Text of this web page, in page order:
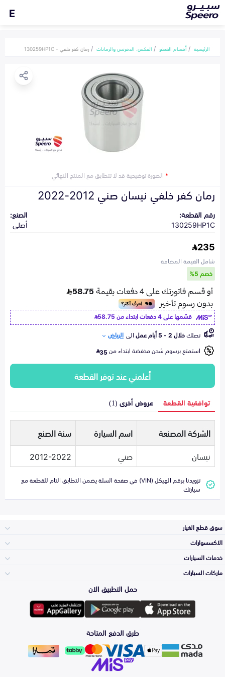
E
الرئيسية أقسام القطع العكس، الدفرنس والرمانات رمان كفر خلفي - 130259HP1C
*الصورة توضيحية قد لا تتطابق مع المنتج النهائي
رمان كفر خلفي نيسان صني 2012-2022
رقم القطعة:
130259HP1C
الصنع:
أصلي
235
شامل القيمة المضافة
خصم 5%
قسّمها على 4 دفعات ابتداء من
58.75
تصلكخلال 2 - 5 أيام عمل الى الرياض
استمتع برسوم شحن مخفضة ابتداء من35
أعلمني عند توفر القطعة
توافقية القطعة عروض أخرى (1)
الشركة المصنعة اسم السيارة
سنة الصنع
نيسان
صني 2012-2022
تزويدنا برقم الهيكل (VIN) في صفحة السلة يضمن التطابق التام للقطعة مع
سيارتك
سوق قطع الغيار
المكائن، القيرات
وملحقاتها
الشمعات
والاصطبات (الاضاءة)
الاكسسوارات
لوازم الرحلات
اكسسوارات العناية
خدمات السيارات
الأكثر مبيعاً
التلميع والعناية
ماركات السيارات
تويوتا
هيونداي
حمل التطبيق الان
طرق الدفع المتاحة